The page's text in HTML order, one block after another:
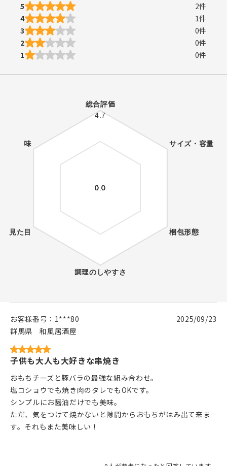
5
2件
4
1件
3
0件
2
0件
1
0件
お客様番号： 1***80
群馬県
和風居酒屋
2025/09/23
子供も大人も大好きな串焼き
おもちチーズと豚バラの最強な組み合わせ。
塩コショウでも焼き肉のタレでもOKです。
シンプルにお醤油だけでも美味。
ただ、気をつけて焼かないと隙間からおもちがはみ出て来ま
す。それもまた美味しい！